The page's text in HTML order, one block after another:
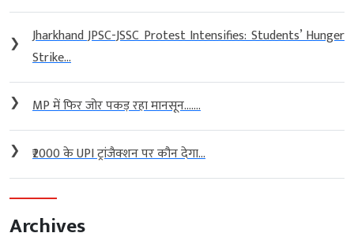
❯
Jharkhand JPSC-JSSC Protest Intensifies: Students’ Hunger
Strike...
❯ MP में फिर जोर पकड़ रहा मानसून…....
❯ ₹2000 के UPI ट्रांजैक्शन पर कौन देगा...
Archives